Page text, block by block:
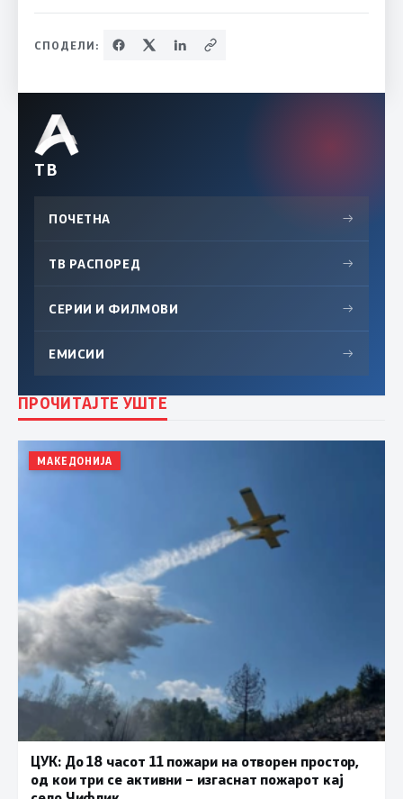
СПОДЕЛИ:
ТВ
ПОЧЕТНА →
ТВ РАСПОРЕД →
СЕРИИ И ФИЛМОВИ →
ЕМИСИИ →
ПРОЧИТАЈТЕ УШТЕ
МАКЕДОНИЈА
ЦУК: До 18 часот 11 пожари на отворен простор,
од кои три се активни – изгаснат пожарот кај